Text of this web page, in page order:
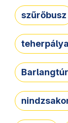
szűrőbusz